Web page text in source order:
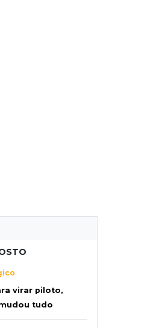
virar piloto,
tudo